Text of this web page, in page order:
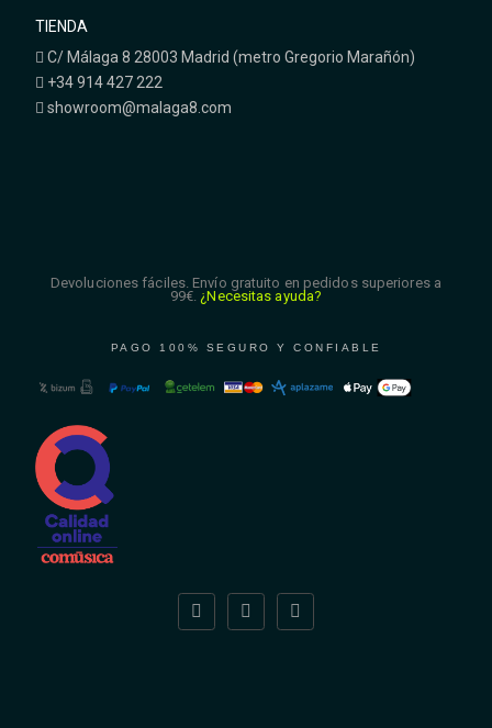
TIENDA
C/ Málaga 8 28003 Madrid (metro Gregorio Marañón)
+34 914 427 222
showroom@malaga8.com
Devoluciones fáciles. Envío gratuito en pedidos superiores a
99€. ¿Necesitas ayuda?
PAGO 100% SEGURO Y CONFIABLE